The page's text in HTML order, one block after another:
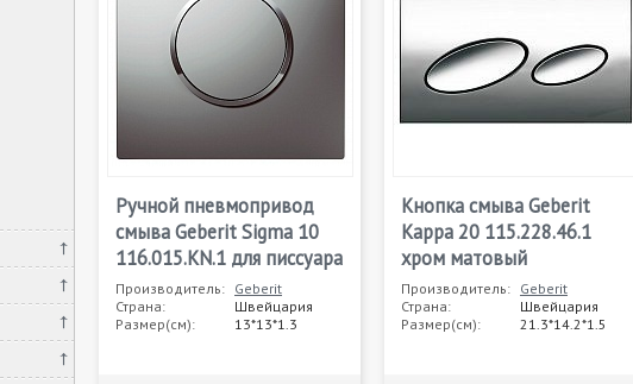
Ручной пневмопривод
смыва Geberit Sigma 10
116.015.KN.1 для писсуара
Производитель: Geberit
Страна:
Швейцария
Размер(см):
13*13*1.3
Кнопка смыва Geberit
Kappa 20 115.228.46.1
хром матовый
Производитель: Geberit
Страна:
Швейцария
Размер(см):
21.3*14.2*1.5